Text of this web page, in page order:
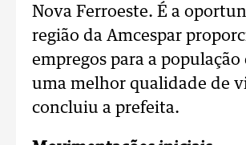
Nova Ferroeste. É a
região da Amcespar
empregos para a
uma melhor qualidade de
concluiu a prefeita.